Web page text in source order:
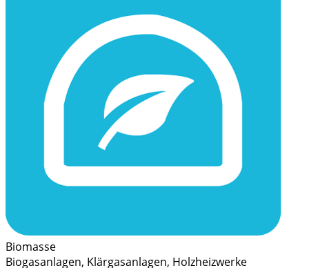
Biomasse
Biogasanlagen, Klärgasanlagen, Holzheizwerke